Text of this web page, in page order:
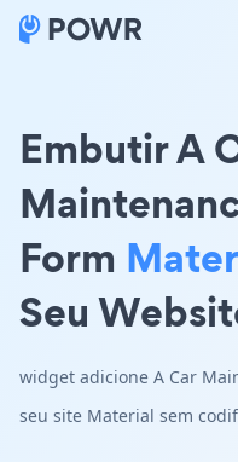
Embutir A
Form
Seu
widget adicione A Car
seu site Material sem